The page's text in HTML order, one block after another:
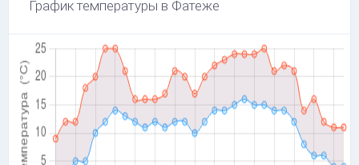
График температуры в Фатеже